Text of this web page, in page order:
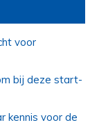
voor
bij deze start-
kennis voor de